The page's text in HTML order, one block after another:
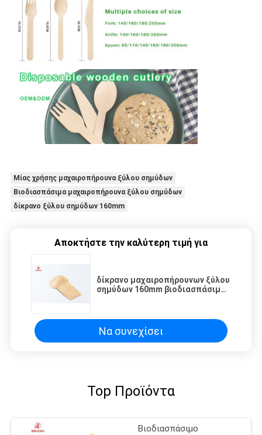
Μίας χρήσης μαχαιροπήρουνα ξύλου σημύδων
Βιοδιασπάσιμα μαχαιροπήρουνα ξύλου σημύδων
δίκρανο ξύλου σημύδων 160mm
Αποκτήστε την καλύτερη τιμή για
δίκρανο μαχαιροπήρουνων ξύλου
σημύδων 160mm βιοδιασπάσιμο
Να συνεχίσει
Top Προϊόντα
Βιοδιασπάσιμο